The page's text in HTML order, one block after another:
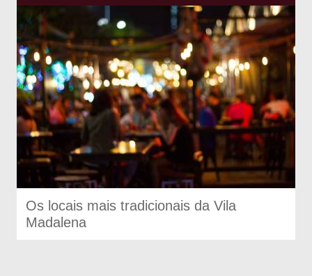
Os locais mais tradicionais da Vila
Madalena